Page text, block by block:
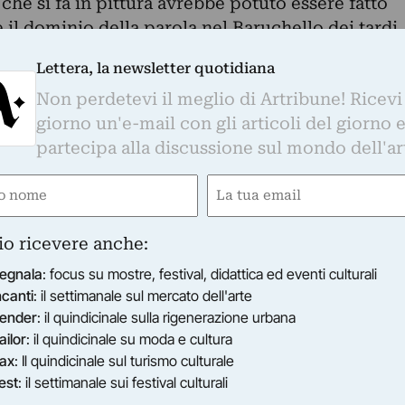
il dominio della parola nel Baruchello dei tardi
“con la coda nell’occhio” utilizzando
dell’opera, non frontale. Perché si
parole e non con le immagini, lavorando alla
(solo) scrittura”.
Lettera, la newsletter quotidiana
Non perdetevi il meglio di Artribune!
giorno un'e-mail con gli articoli del giorno
partecipa alla discussione sul mondo
Email
ricevere anche:
: focus su mostre, festival, didattica ed eventi culturali
: il settimanale sul mercato dell'arte
: il quindicinale sulla rigenerazione urbana
: il quindicinale su moda e cultura
: Il quindicinale sul turismo culturale
: il settimanale sui festival culturali